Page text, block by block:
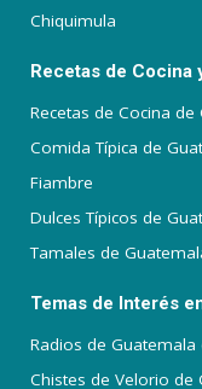
Chiquimula
Recetas de Cocina
Recetas de Cocina de
Comida Típica de
Fiambre
Dulces Típicos de
Tamales de
Temas de Interés
Radios de Guatemala
Chistes de Velorio de